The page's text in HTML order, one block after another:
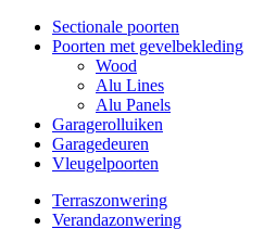
Sectionale poorten
Poorten met gevelbekleding
Wood
Alu Lines
Alu Panels
Garagerolluiken
Garagedeuren
Vleugelpoorten
Terraszonwering
Verandazonwering